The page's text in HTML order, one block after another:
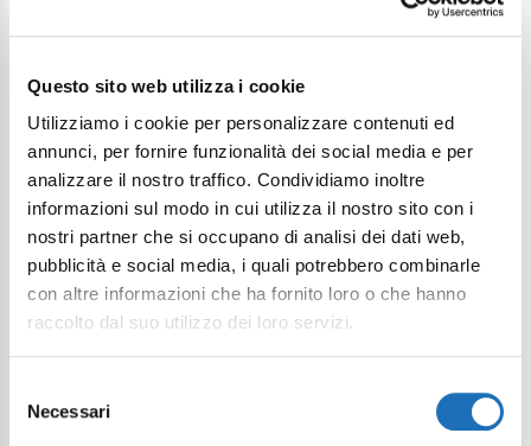
Questo sito web utilizza i cookie
Utilizziamo i cookie per personalizzare contenuti ed
annunci, per fornire funzionalità dei social media e per
analizzare il nostro traffico. Condividiamo inoltre
informazioni sul modo in cui utilizza il nostro sito con i
nostri partner che si occupano di analisi dei dati web,
pubblicità e social media, i quali potrebbero combinarle
con altre informazioni che ha fornito loro o che hanno
raccolto dal suo utilizzo dei loro servizi.
delNecessari
Continua a esplorare
Il tuo viaggio digitale dentro Cesenatico